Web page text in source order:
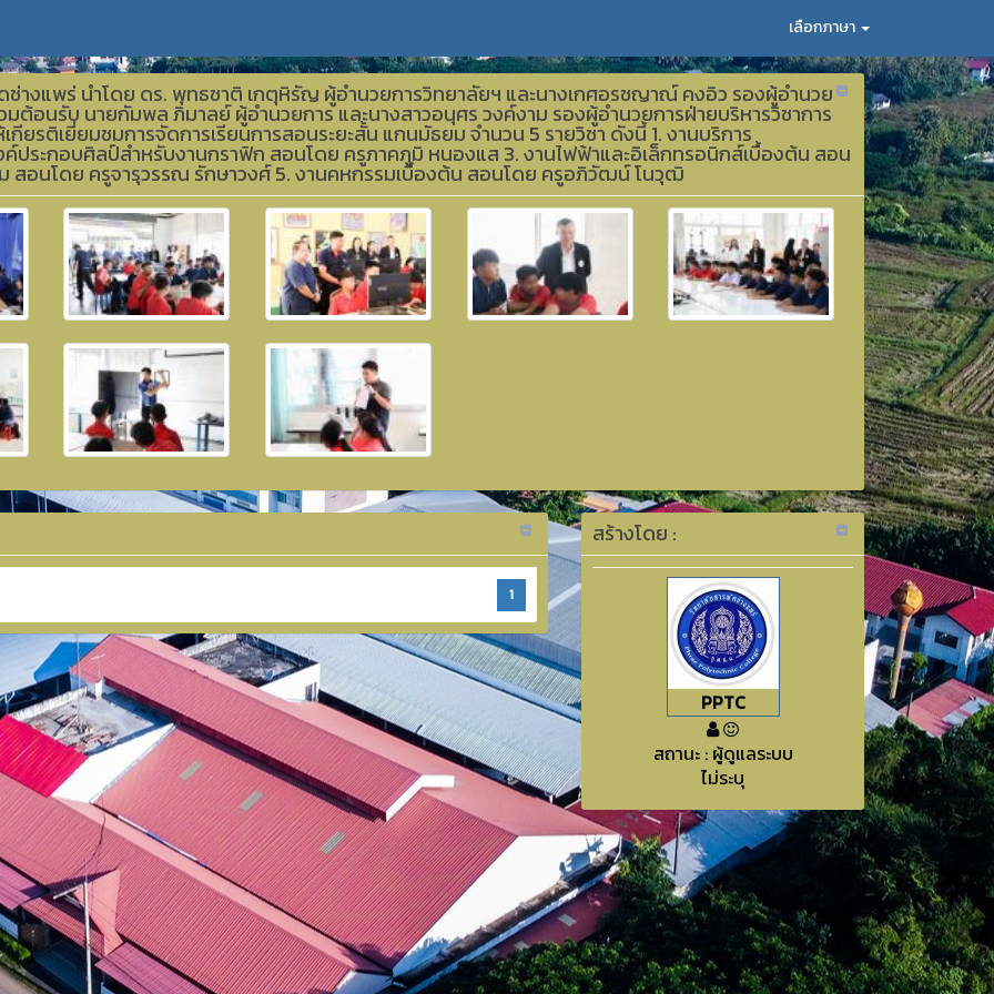
เลือกภาษา
างแพร่ นำโดย ดร. พุทธชาติ เกตุหิรัญ ผู้อำนวยการวิทยาลัยฯ และนางเกศอรชญาณ์ คงอิว รองผู้อำนวย
ต้อนรับ นายกัมพล ภิมาลย์ ผู้อำนวยการ และนางสาวอนุศร วงค์งาม รองผู้อำนวยการฝ่ายบริหารวิชาการ
กียรติเยี่ยมชมการจัดการเรียนการสอนระยะสั้น แกนมัธยม จำนวน 5 รายวิชา ดังนี้ 1. งานบริการ
ระกอบศิลป์สำหรับงานกราฟิก สอนโดย ครูภาคภูมิ หนองแส 3. งานไฟฟ้าและอิเล็กทรอนิกส์เบื้องต้น สอน
สอนโดย ครูจารุวรรณ รักษาวงศ์ 5. งานคหกรรมเบื้องต้น สอนโดย ครูอภิวัฒน์ โนวุฒิ
1
สร้างโดย :
PPTC
สถานะ : ผู้ดูแลระบบ
ไม่ระบุ